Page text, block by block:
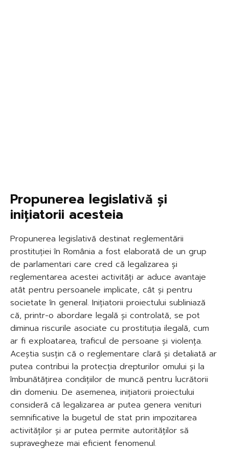
Propunerea legislativă și
inițiatorii acesteia
Propunerea legislativă destinat reglementării
prostituției în România a fost elaborată de un grup
de parlamentari care cred că legalizarea și
reglementarea acestei activități ar aduce avantaje
atât pentru persoanele implicate, cât și pentru
societate în general. Inițiatorii proiectului subliniază
că, printr-o abordare legală și controlată, se pot
diminua riscurile asociate cu prostituția ilegală, cum
ar fi exploatarea, traficul de persoane și violența.
Aceștia susțin că o reglementare clară și detaliată ar
putea contribui la protecția drepturilor omului și la
îmbunătățirea condițiilor de muncă pentru lucrătorii
din domeniu. De asemenea, inițiatorii proiectului
consideră că legalizarea ar putea genera venituri
semnificative la bugetul de stat prin impozitarea
activităților și ar putea permite autorităților să
supravegheze mai eficient fenomenul.